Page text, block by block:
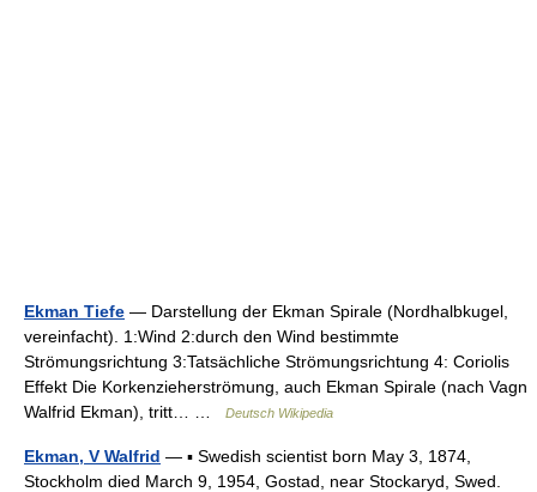
Ekman Tiefe — Darstellung der Ekman Spirale (Nordhalbkugel,
vereinfacht). 1:Wind 2:durch den Wind bestimmte
Strömungsrichtung 3:Tatsächliche Strömungsrichtung 4: Coriolis
Effekt Die Korkenzieherströmung, auch Ekman Spirale (nach Vagn
Walfrid Ekman), tritt… …
Deutsch Wikipedia
Ekman, V Walfrid — ▪ Swedish scientist born May 3, 1874,
Stockholm died March 9, 1954, Gostad, near Stockaryd, Swed.